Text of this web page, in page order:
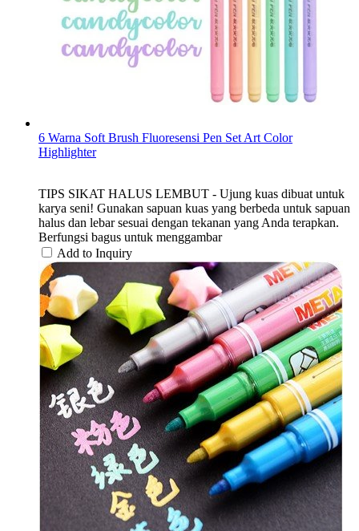
6 Warna Soft Brush Fluoresensi Pen Set Art Color
Highlighter
TIPS SIKAT HALUS LEMBUT - Ujung kuas dibuat untuk
karya seni! Gunakan sapuan kuas yang berbeda untuk sapuan
halus dan lebar sesuai dengan tekanan yang Anda terapkan.
Berfungsi bagus untuk menggambar
Add to Inquiry